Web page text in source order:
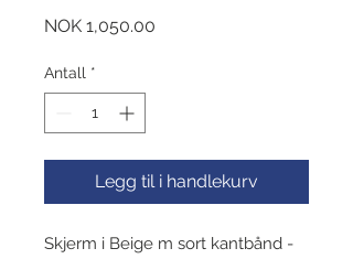
NOK 1,050.00
Antall *
Legg til i handlekurv
Skjerm i Beige m sort kantbånd -